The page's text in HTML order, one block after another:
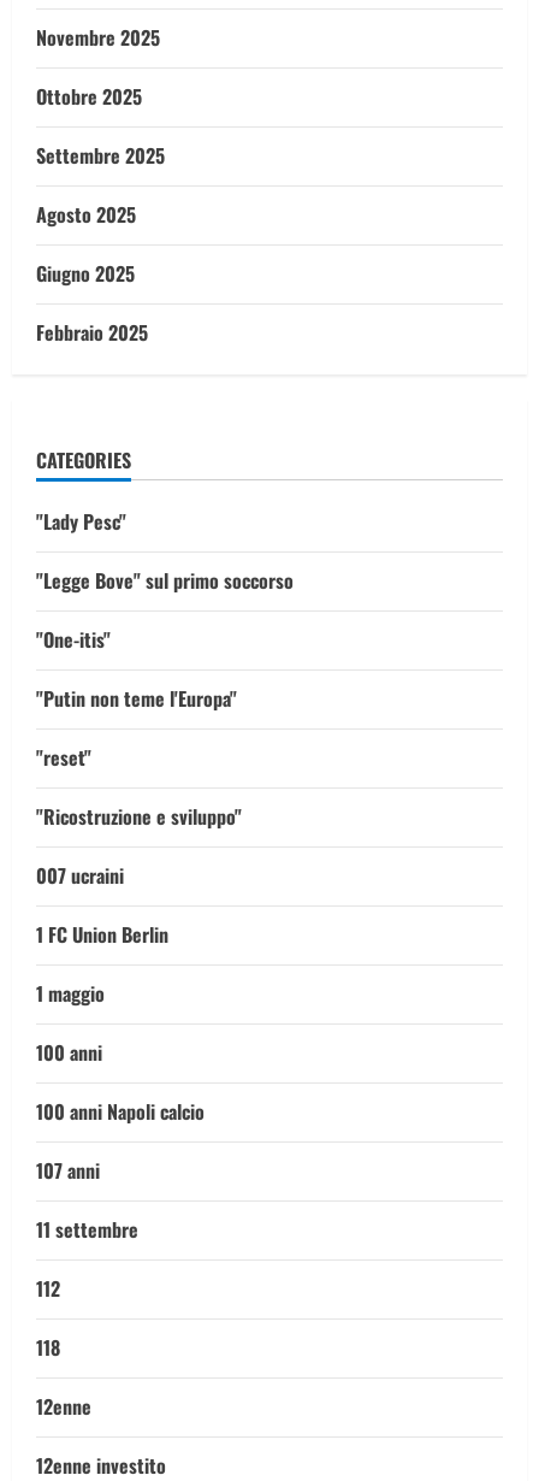
Novembre 2025
Ottobre 2025
Settembre 2025
Agosto 2025
Giugno 2025
Febbraio 2025
CATEGORIES
"Lady Pesc"
"Legge Bove" sul primo soccorso
"One-itis"
"Putin non teme l'Europa"
"reset"
"Ricostruzione e sviluppo"
007 ucraini
1 FC Union Berlin
1 maggio
100 anni
100 anni Napoli calcio
107 anni
11 settembre
112
118
12enne
12enne investito